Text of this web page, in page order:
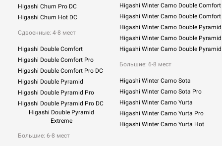
Higashi Chum Pro DC
Higashi Chum Hot DC
Сдвоенные: 4-8 мест
Higashi Double Comfort
Higashi Double Comfort Pro
Higashi Double Comfort Pro DC
Higashi Double Pyramid
Higashi Double Pyramid Pro
Higashi Double Pyramid Pro DC
Higashi Double Pyramid
Extreme
Большие: 6-8 мест
Higashi Winter Camo Double Comfort
Higashi Winter Camo Double
Higashi Winter Camo Double Pyramid
Higashi Winter Camo Double
Higashi Winter Camo Double
Большие: 6-8 мест
Higashi Winter Camo Sota
Higashi Winter Camo Sota Pro
Higashi Winter Camo Yurta
Higashi Winter Camo Yurta Pro
Higashi Winter Camo Yurta Hot